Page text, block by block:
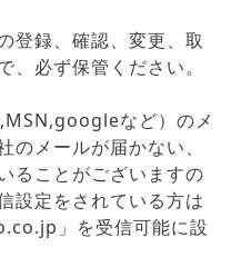
登録、確認、変更、取
、必ず保管ください。
など）のメ
のメールが届かない、
ることがございますの
設定をされている方は
」を受信可能に設